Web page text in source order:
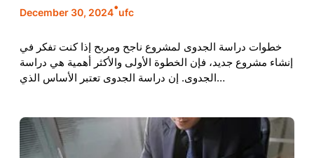
December 30, 2024•ufc
خطوات دراسة الجدوى لمشروع ناجح ومربح إذا كنت تفكر في
إنشاء مشروع جديد، فإن الخطوة الأولى والأكثر أهمية هي دراسة
الجدوى. إن دراسة الجدوى تعتبر الأساس الذي…